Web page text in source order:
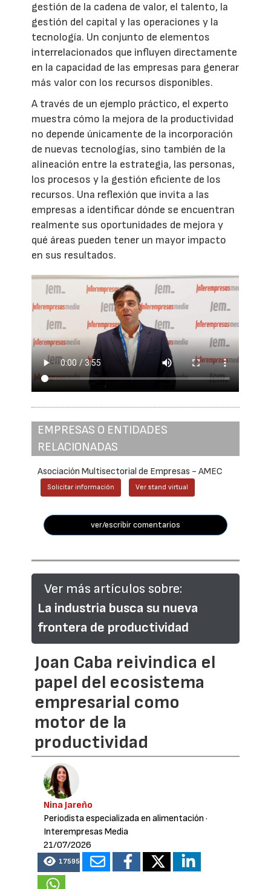
gestión de la cadena de valor, el talento, la
gestión del capital y las operaciones y la
tecnología. Un conjunto de elementos
interrelacionados que influyen directamente
en la capacidad de las empresas para generar
más valor con los recursos disponibles.
A través de un ejemplo práctico, el experto
muestra cómo la mejora de la productividad
no depende únicamente de la incorporación
de nuevas tecnologías, sino también de la
alineación entre la estrategia, las personas,
los procesos y la gestión eficiente de los
recursos. Una reflexión que invita a las
empresas a identificar dónde se encuentran
realmente sus oportunidades de mejora y
qué áreas pueden tener un mayor impacto
en sus resultados.
EMPRESAS O ENTIDADES
RELACIONADAS
Asociación Multisectorial de Empresas - AMEC
Solicitar información Ver stand virtual
ver/escribir comentarios
Ver más artículos sobre:
La industria busca su nueva
frontera de productividad
Joan Caba reivindica el
papel del ecosistema
empresarial como
motor de la
productividad
Nina Jareño
Periodista especializada en alimentación ·
Interempresas Media
21/07/2026
17595